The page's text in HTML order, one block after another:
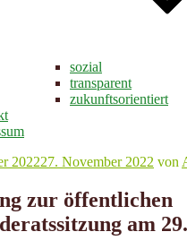
sozial
transparent
zukunftsorientiert
202227. November 2022 von
zur öffentlichen
am